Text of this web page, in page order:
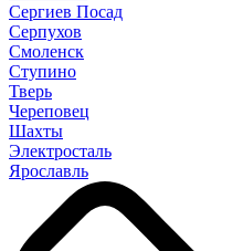
Сергиев Посад
Серпухов
Смоленск
Ступино
Тверь
Череповец
Шахты
Электросталь
Ярославль